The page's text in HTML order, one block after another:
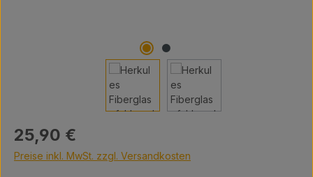
Regulärer Preis:
25,90 €
Preise inkl. MwSt. zzgl. Versandkosten